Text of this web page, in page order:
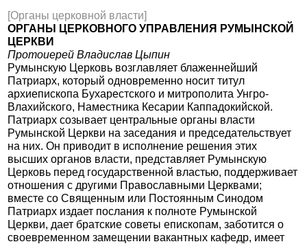
[Органы церковной власти]
ОРГАНЫ ЦЕРКОВНОГО УПРАВЛЕНИЯ РУМЫНСКОЙ
ЦЕРКВИ
Протоиерей Владислав Цыпин
Румынскую Церковь возглавляет блаженнейший
Патриарх, который одновременно носит титул
архиепископа Бухарестского и митрополита Унгро-
Влахийского, Наместника Кесарии Каппадокийской.
Патриарх созывает центральные органы власти
Румынской Церкви на заседания и председательствует
на них. Он приводит в исполнение решения этих
высших органов власти, представляет Румынскую
Церковь перед государственной властью, поддерживает
отношения с другими Православными Церквами;
вместе со Священным или Постоянным Синодом
Патриарх издает послания к полноте Румынской
Церкви, дает братские советы епископам, заботится о
своевременном замещении вакантных кафедр, имеет